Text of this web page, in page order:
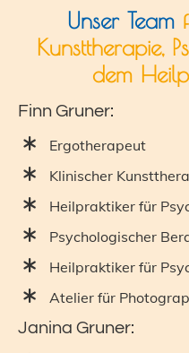
Unser Team
Kunsttherapie,
dem
Finn Gruner:
Ergotherapeut
Klinischer
Heilpraktiker für
Psychologischer
Heilpraktiker für
Atelier für
Janina Gruner: